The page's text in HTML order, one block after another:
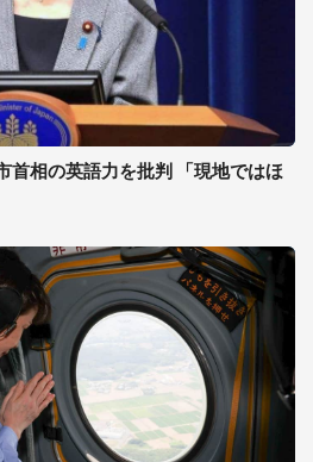
首相の英語力を批判 「現地ではほ